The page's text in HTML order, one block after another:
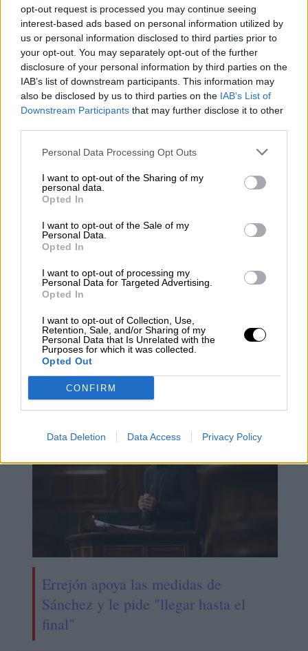
opt-out request is processed you may continue seeing
interest-based ads based on personal information utilized by
us or personal information disclosed to third parties prior to
your opt-out. You may separately opt-out of the further
disclosure of your personal information by third parties on the
IAB’s list of downstream participants. This information may
also be disclosed by us to third parties on the IAB’s List of
Downstream Participants that may further disclose it to other
Personal Data Processing Opt Outs
I want to opt-out of the Sharing of my
personal data.
Opted In
I want to opt-out of the Sale of my
Personal Data.
Opted In
I want to opt-out of processing my
Personal Data for Targeted Advertising.
Opted In
I want to opt-out of Collection, Use,
Retention, Sale, and/or Sharing of my
Personal Data that Is Unrelated with the
Purposes for which it was collected.
Opted Out
CONFIRM
Data Deletion Data Access Privacy Policy
El Congreso aprueba la Ley de
memoria, la de poder judicial y el
decreto anticrisis
El portavoz de PDeCAT califica de
"márketing" los impuestos
anunciados por Sánchez
Errejón apoya las medidas de
Sánchez y le pide "llegar hasta el
final"